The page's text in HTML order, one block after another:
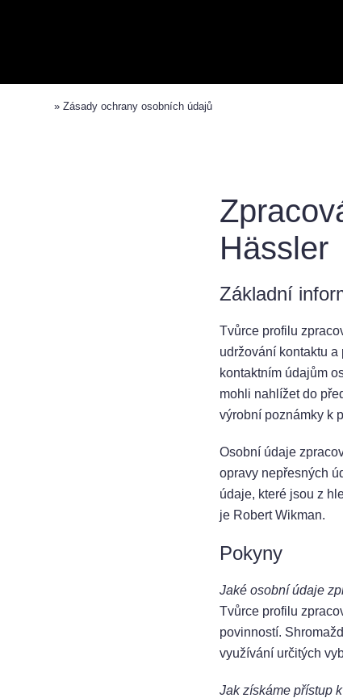
»Zásady ochrany osobních údajů
Hässler
Základní
Tvůrce profilu
udržování kontaktu
kontaktním údajům
mohli nahlížet do
výrobní poznámky k
Osobní údaje
opravy nepřesných
údaje, které jsou z
je Robert Wikman.
Pokyny
Jaké osobní údaje
Tvůrce profilu
povinností.
využívání určitých
Jak získáme přístup